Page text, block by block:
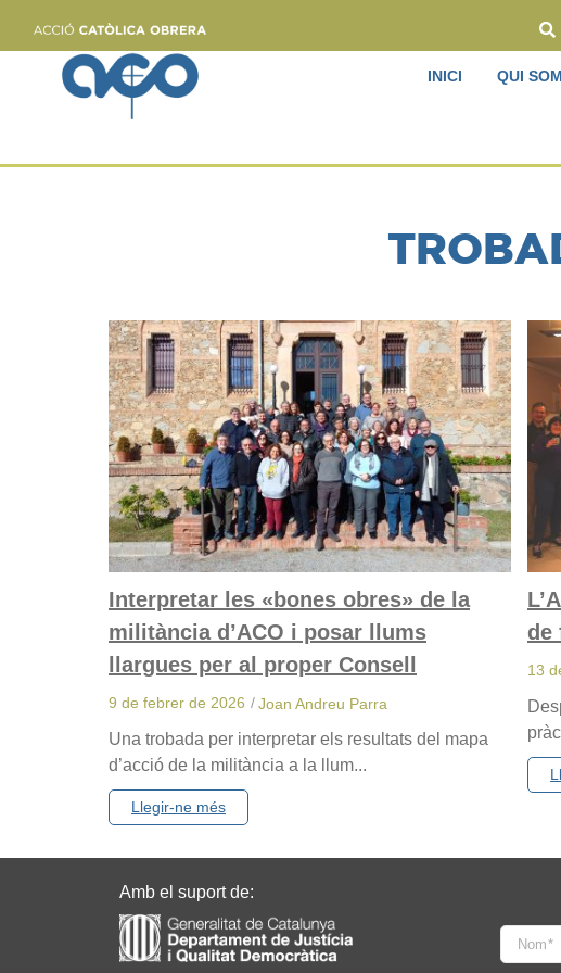
INICI QUI SOM
Interpretar les «bones obres» de la
militància d’ACO i posar llums
llargues per al proper Consell
9 de febrer de 2026 /Joan Andreu Parra
Una trobada per interpretar els resultats del mapa
d’acció de la militància a la llum...
Llegir-ne més
de
13
Amb el suport de: